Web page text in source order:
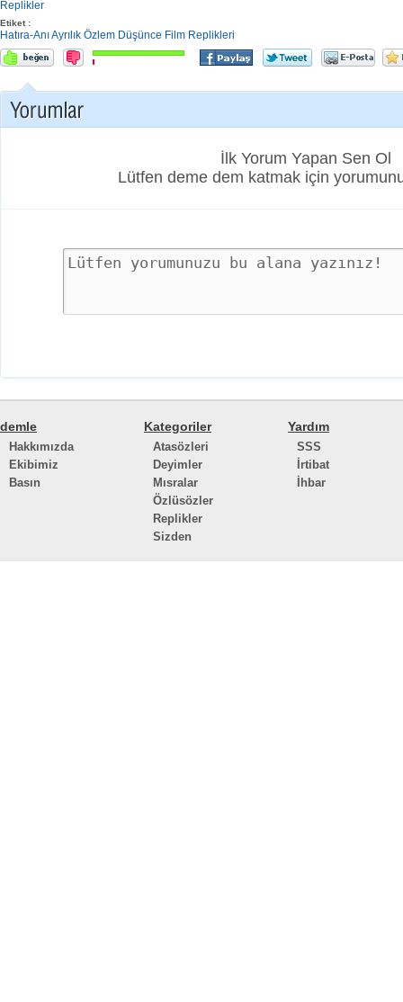
Replikler
Etiket :
Hatıra-AnıAyrılık Özlem Düşünce Film Replikleri
İlk Yorum Yapan Sen Ol
Lütfen deme dem katmak için
demle
Hakkımızda
Ekibimiz
Basın
Kategoriler
Atasözleri
Deyimler
Mısralar
Özlüsözler
Replikler
Sizden
Yardım
SSS
İrtibat
İhbar